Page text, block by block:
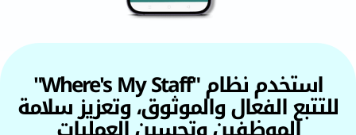
استخدم نظام "Where's My Staff"
الفعال والموثوق، وتعزيز سلامة